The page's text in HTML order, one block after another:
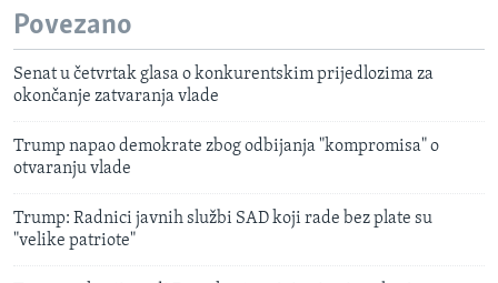
Povezano
Senat u četvrtak glasa o konkurentskim prijedlozima za
okončanje zatvaranja vlade
Trump napao demokrate zbog odbijanja "kompromisa" o
otvaranju vlade
Trump: Radnici javnih službi SAD koji rade bez plate su
"velike patriote"